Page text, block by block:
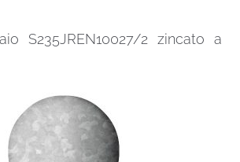
S235JREN10027/2 zincato a